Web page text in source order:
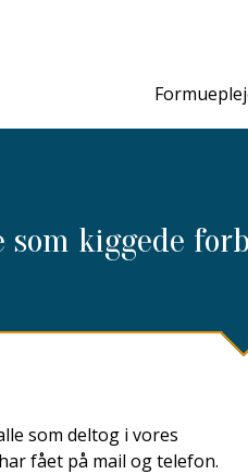
kiggede
som deltog i vores
fået på mail og telefon.